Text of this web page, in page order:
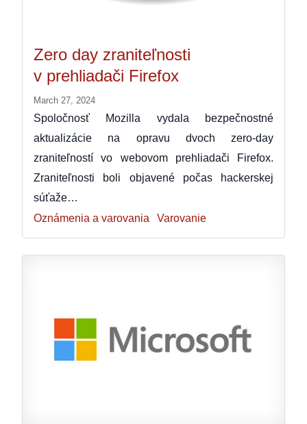
Zero day zraniteľnosti
v prehliadači Firefox
March 27, 2024
Spoločnosť Mozilla vydala bezpečnostné
aktualizácie na opravu dvoch zero-day
zraniteľností vo webovom prehliadači Firefox.
Zraniteľnosti boli objavené počas hackerskej
súťaže…
Oznámenia a varovania
Varovanie